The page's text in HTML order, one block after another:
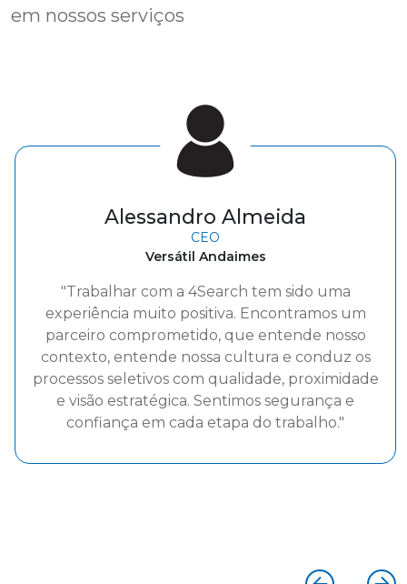
em nossos serviços
Geraldo Majella Teixeira
Gerente de RH
Bonet
"A parceria com a 4Search tem sido muito
positiva para a Bonet, destacando-se pela
capacidade de compreender com precisão
nossas necessidades específicas, aliada a uma
atuação ágil, ética e altamente comprometida.
credibilidade construída ao longo do processo
o forte senso de parceria estabelecido
extensão estratégica do nosso time na atração